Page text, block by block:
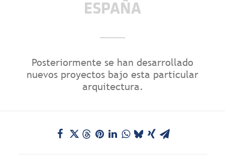
ESPAÑA
Posteriormente se han desarrollado
nuevos proyectos bajo esta particular
arquitectura.